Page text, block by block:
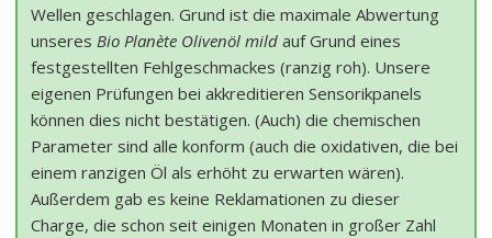
Wellen geschlagen. Grund ist die maximale Abwertung
unseres Bio Planète Olivenöl mild auf Grund eines
festgestellten Fehlgeschmackes (ranzig roh). Unsere
eigenen Prüfungen bei akkreditieren Sensorikpanels
können dies nicht bestätigen. (Auch) die chemischen
Parameter sind alle konform (auch die oxidativen, die bei
einem ranzigen Öl als erhöht zu erwarten wären).
Außerdem gab es keine Reklamationen zu dieser
Charge, die schon seit einigen Monaten in großer Zahl